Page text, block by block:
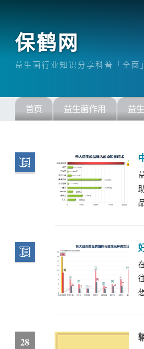
保鹤网
益生菌行业知识分享科普「全面
首页 益生菌作用 益
顶
顶
28